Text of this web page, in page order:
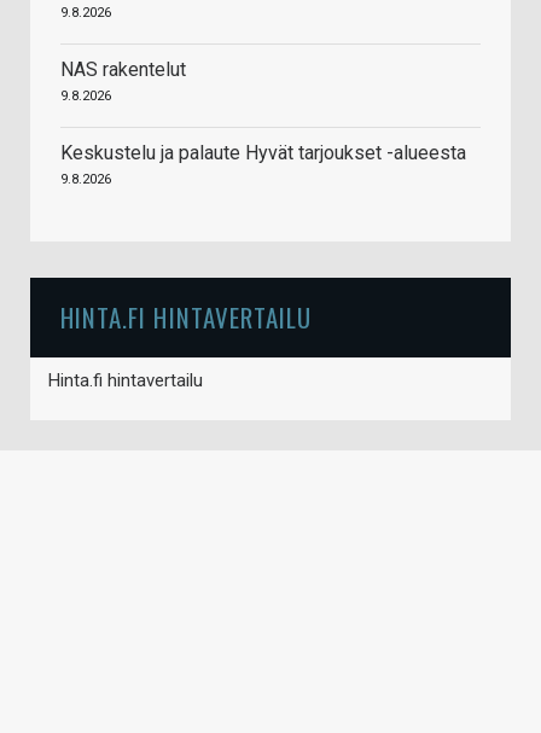
9.8.2026
NAS rakentelut
9.8.2026
Keskustelu ja palaute Hyvät tarjoukset -alueesta
9.8.2026
HINTA.FI HINTAVERTAILU
Hinta.fi hintavertailu